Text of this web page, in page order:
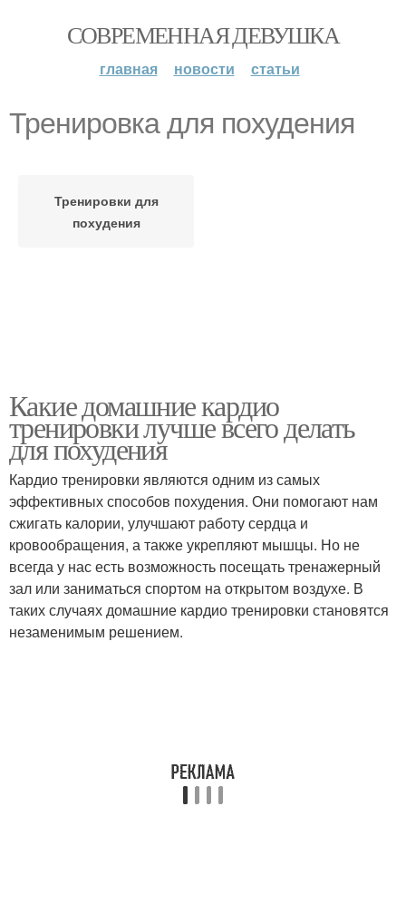
СОВРЕМЕННАЯ ДЕВУШКА
главная новости статьи
Тренировка для похудения
Тренировки для
похудения
Какие домашние кардио
тренировки лучше всего делать
для похудения
Кардио тренировки являются одним из самых
эффективных способов похудения. Они помогают нам
сжигать калории, улучшают работу сердца и
кровообращения, а также укрепляют мышцы. Но не
всегда у нас есть возможность посещать тренажерный
зал или заниматься спортом на открытом воздухе. В
таких случаях домашние кардио тренировки становятся
незаменимым решением.